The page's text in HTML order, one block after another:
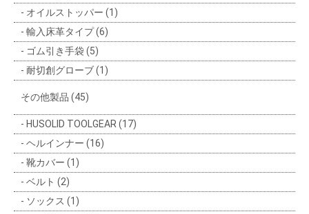
オイルストッパー (1)
輸入床革タイプ (6)
ゴム引き手袋 (5)
耐切創グローブ (1)
その他製品 (45)
HUSOLID TOOLGEAR (17)
ヘルインナー (16)
靴カバー (1)
ベルト (2)
ソックス (1)